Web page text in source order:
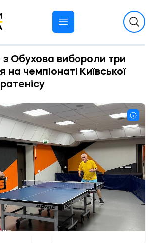
Обухова вибороли три
на чемпіонаті Київської